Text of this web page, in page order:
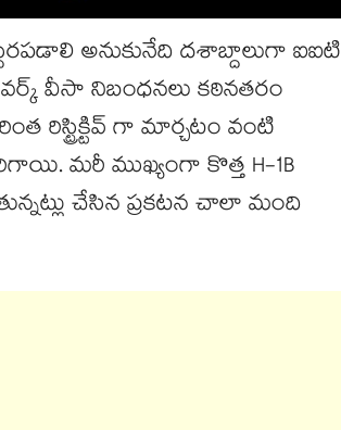
అనుకునేది దశాబ్దాలుగా ఐఐటి
వీసా నిబంధనలు కఠినతరం
రిస్ట్రిక్టివ్ గా మార్చటం వంటి
మరీ ముఖ్యంగా కొత్త H-1B
చేసిన ప్రకటన చాలా మంది